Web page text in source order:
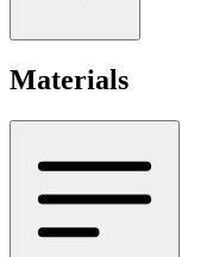
Materials